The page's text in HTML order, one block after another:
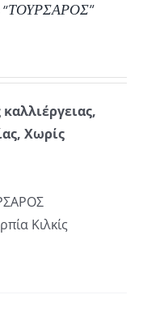
“ΤΟΥΡΣΑΡΟΣ”
Χωρίς
Κιλκίς